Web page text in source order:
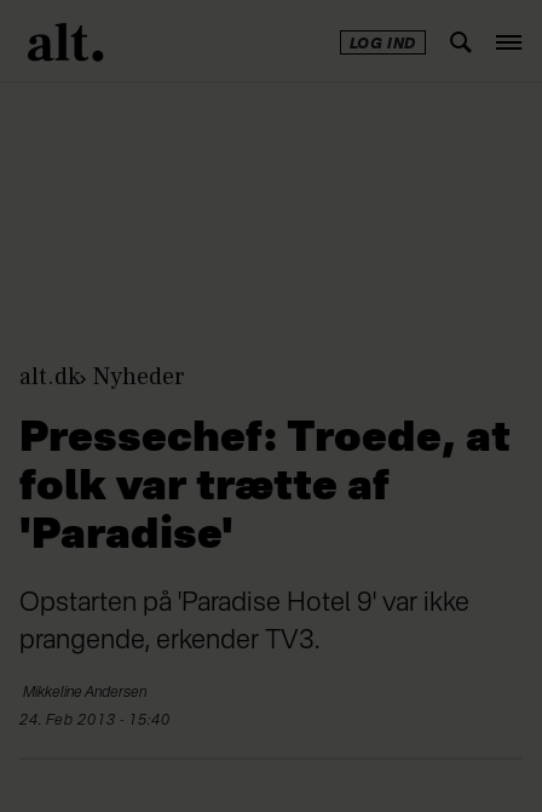
LOG IND
alt.dk Nyheder
Pressechef: Troede, at
folk var trætte af
'Paradise'
Opstarten på 'Paradise Hotel 9' var ikke
prangende, erkender TV3.
Mikkeline Andersen
24. Feb 2013 - 15:40